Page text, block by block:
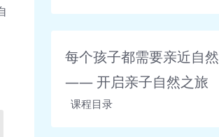
每个孩子都需要亲近自然
—— 开启亲子自然之旅
课程目录